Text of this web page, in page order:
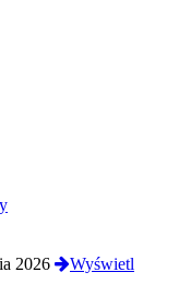
2026
Wyświetl